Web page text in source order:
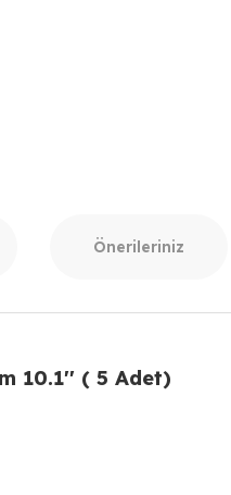
Önerileriniz
10.1'' ( 5 Adet)